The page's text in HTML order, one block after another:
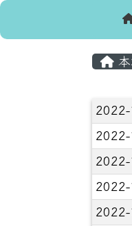
跳至主內容區
花蓮縣立
導覽列
主
文